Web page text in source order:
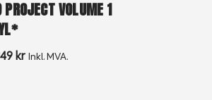
PROJECT VOLUME 1
kr Inkl. MVA.